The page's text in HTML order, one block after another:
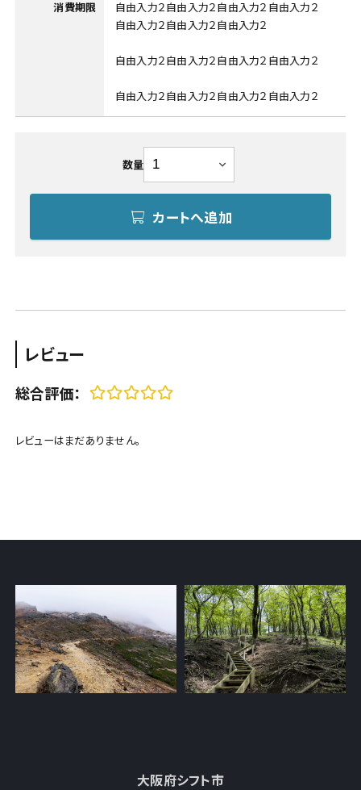
消費期限
自由入力２自由入力２自由入力２自由入力２
自由入力２自由入力２自由入力２
自由入力２自由入力２自由入力２自由入力２
自由入力２自由入力２自由入力２自由入力２
数量
カートへ追加
レビュー
総合評価：
レビューはまだありません。
大阪府シフト市